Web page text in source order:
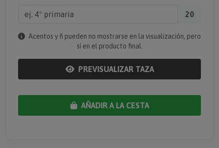
20
Acentos y ñ pueden no mostrarse en la visualización, pero
sí en el producto final.
PREVISUALIZAR TAZA
AÑADIR A LA CESTA